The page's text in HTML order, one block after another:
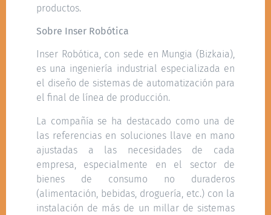
productos.
Sobre Inser Robótica
Inser Robótica, con sede en Mungia (Bizkaia),
es una ingeniería industrial especializada en
el diseño de sistemas de automatización para
el final de línea de producción.
La compañía se ha destacado como una de
las referencias en soluciones llave en mano
ajustadas a las necesidades de cada
empresa, especialmente en el sector de
bienes de consumo no duraderos
(alimentación, bebidas, droguería, etc.) con la
instalación de más de un millar de sistemas